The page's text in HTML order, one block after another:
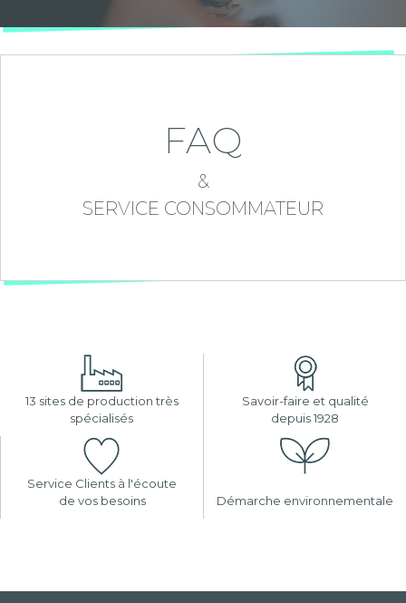
FAQ
&
SERVICE CONSOMMATEUR
13 sites de production très
spécialisés
Savoir-faire et qualité
depuis 1928
Service Clients à l'écoute
de vos besoins
Démarche environnementale